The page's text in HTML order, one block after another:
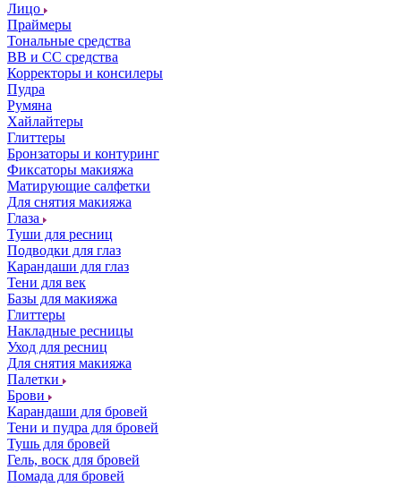
Лицо
Праймеры
Тональные средства
ВВ и СС средства
Корректоры и консилеры
Пудра
Румяна
Хайлайтеры
Глиттеры
Бронзаторы и контуринг
Фиксаторы макияжа
Матирующие салфетки
Для снятия макияжа
Глаза
Туши для ресниц
Подводки для глаз
Карандаши для глаз
Тени для век
Базы для макияжа
Глиттеры
Накладные ресницы
Уход для ресниц
Для снятия макияжа
Палетки
Брови
Карандаши для бровей
Тени и пудра для бровей
Тушь для бровей
Гель, воск для бровей
Помада для бровей